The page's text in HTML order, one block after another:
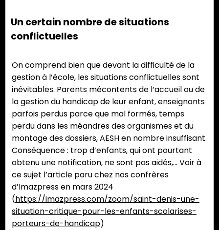
Un certain nombre de situations
conflictuelles
On comprend bien que devant la difficulté de la
gestion à l’école, les situations conflictuelles sont
inévitables. Parents mécontents de l’accueil ou de
la gestion du handicap de leur enfant, enseignants
parfois perdus parce que mal formés, temps
perdu dans les méandres des organismes et du
montage des dossiers, AESH en nombre insuffisant.
Conséquence : trop d’enfants, qui ont pourtant
obtenu une notification, ne sont pas aidés,… Voir à
ce sujet l’article paru chez nos confrères
d’Imazpress en mars 2024
(https://imazpress.com/zoom/saint-denis-une-
situation-critique-pour-les-enfants-scolarises-
porteurs-de-handicap)